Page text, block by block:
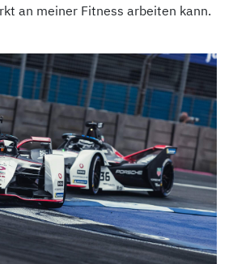
an meiner Fitness arbeiten kann.